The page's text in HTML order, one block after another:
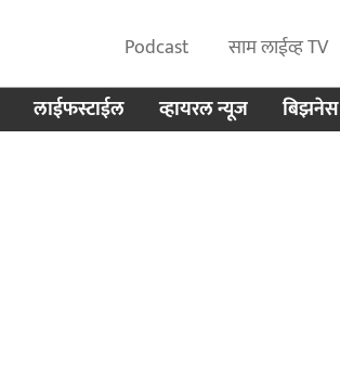
Podcast साम लाईव्ह TV
लाईफस्टाईल व्हायरल न्यूज बिझनेस